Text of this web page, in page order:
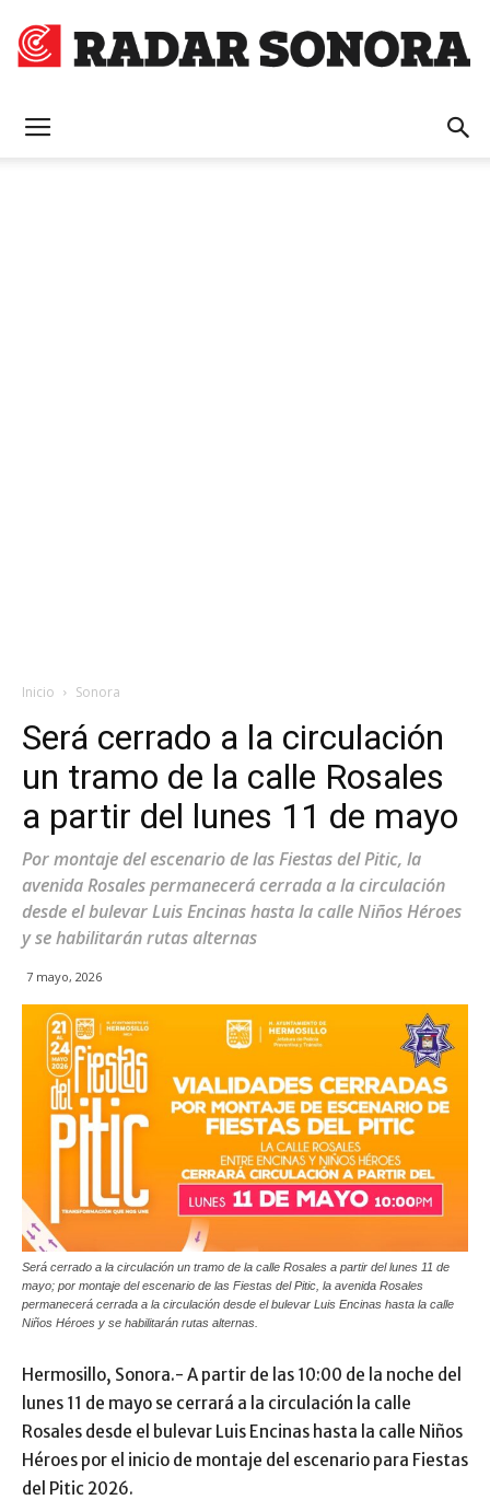
Inicio Sonora
Será cerrado a la circulación
un tramo de la calle Rosales
a partir del lunes 11 de mayo
Por montaje del escenario de las Fiestas del Pitic, la
avenida Rosales permanecerá cerrada a la circulación
desde el bulevar Luis Encinas hasta la calle Niños Héroes
y se habilitarán rutas alternas
7 mayo, 2026
Será cerrado a la circulación un tramo de la calle Rosales a partir del lunes 11 de
mayo; por montaje del escenario de las Fiestas del Pitic, la avenida Rosales
permanecerá cerrada a la circulación desde el bulevar Luis Encinas hasta la calle
Niños Héroes y se habilitarán rutas alternas.
Hermosillo, Sonora.- A partir de las 10:00 de la noche del
lunes 11 de mayo se cerrará a la circulación la calle
Rosales desde el bulevar Luis Encinas hasta la calle Niños
Héroes por el inicio de montaje del escenario para Fiestas
del Pitic 2026.